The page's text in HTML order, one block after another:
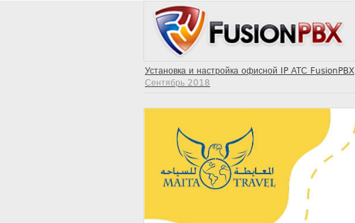
Установка и настройка офисной IP АТС FusionPBX
Сентябрь 2018